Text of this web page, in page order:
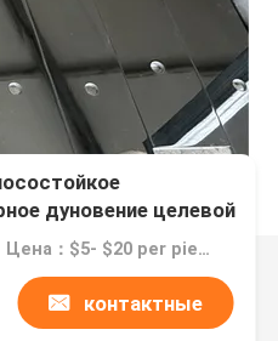
дуновение целевой
Цена：$5- $20 per piece
контактные